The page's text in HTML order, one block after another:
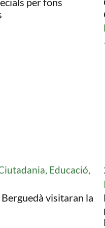
Educació,
visitaran la